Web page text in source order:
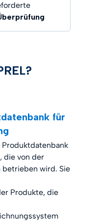
für
Produktdatenbank
die von der
betrieben wird. Sie
Produkte, die